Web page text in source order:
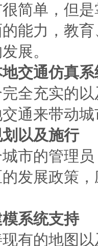
单，但是
能力，教
展。
交通仿真系
充实的以
通来带动
以及施行
的管理员
发展政策
系统支持
的地图以